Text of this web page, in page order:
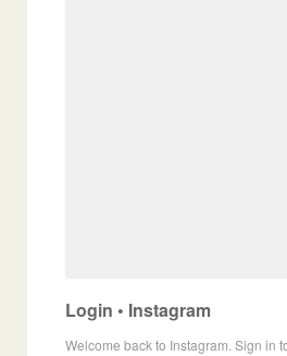
Login • Instagram
Welcome back to Instagram. Sign in